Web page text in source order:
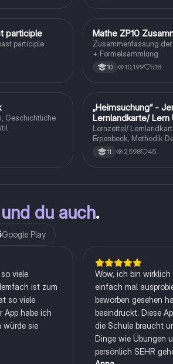
participle
participle
Mathe
Mathe ZP10
Zusammenfassung
+ Formelsammlung
10 10,199 518
Geschichtliche
Deutsch
„Heimsuchung“ -
Lernlandkarte/ Lern
Lernzettel/
Erpenbeck, Methodik
11 2,598 45
und du auch.
Google Play
viele
ist zum
so viele
App habe ich
würde sie
Wow, ich bin
einfach mal
beworben gesehen
beeindruckt. Diese
die Schule braucht
Dinge wie Übungen
persönlich SEHR